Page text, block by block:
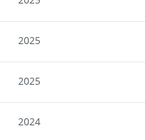
2025
2025
2024